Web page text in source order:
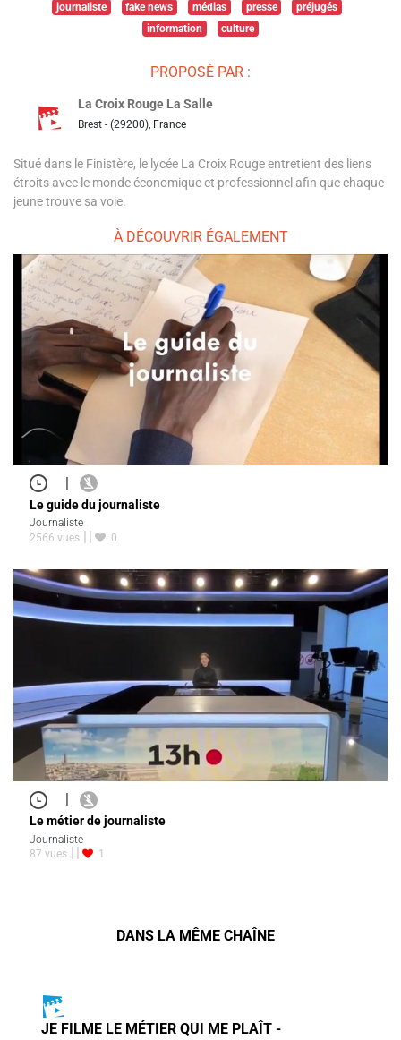
journaliste fake news médias presse
préjugés
information
culture
PROPOSÉ PAR :
La Croix Rouge La Salle
Brest - (29200), France
Situé dans le Finistère, le lycée La Croix Rouge entretient des liens
étroits avec le monde économique et professionnel afin que chaque
jeune trouve sa voie.
À DÉCOUVRIR ÉGALEMENT
|
Le guide du journaliste
Journaliste
2566 vues
0
|
Le métier de journaliste
Journaliste
87 vues
1
DANS LA MÊME CHAÎNE
JE FILME LE MÉTIER QUI ME PLAÎT -